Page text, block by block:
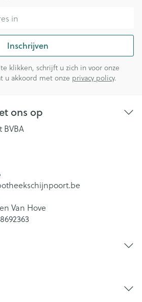
Inschrijven
klikken, schrijft u zich in voor onze
u akkoord met onze privacy policy.
ons op
Van Hove